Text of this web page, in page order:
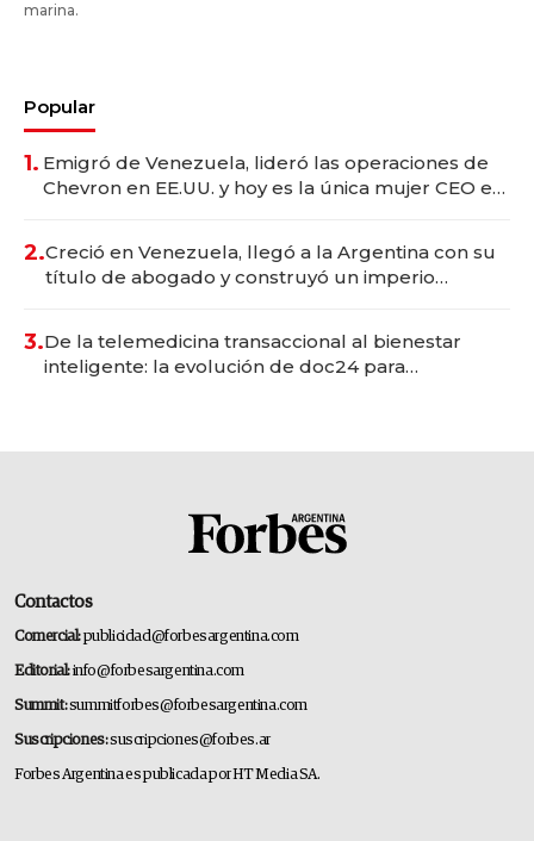
marina.
Popular
1. Emigró de Venezuela, lideró las operaciones de
Chevron en EE.UU. y hoy es la única mujer CEO en
2.Creció en Venezuela, llegó a la Argentina con su
título de abogado y construyó un imperio
3.De la telemedicina transaccional al bienestar
inteligente: la evolución de doc24 para
Contactos
Comercial:publicidad@forbesargentina.com
Editorial:info@forbesargentina.com
Summit:summitforbes@forbesargentina.com
Suscripciones:suscripciones@forbes.ar
Forbes Argentina es publicada por HT Media SA.